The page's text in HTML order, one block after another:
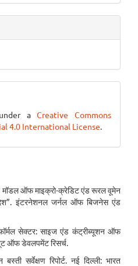
aCreative Commons
4.0 International License.
मॉडल ऑफ माइक्रो-क्रेडिट एंड रूरल वूमेन
इंटरनेशनल जर्नल ऑफ बिजनेस एंड
सेक्टर: साइज एंड कंट्रीब्यूशन ऑफ
ऑफ डेवलपमेंट रिसर्च.
सर्वेक्षण रिपोर्ट. नई दिल्ली: भारत